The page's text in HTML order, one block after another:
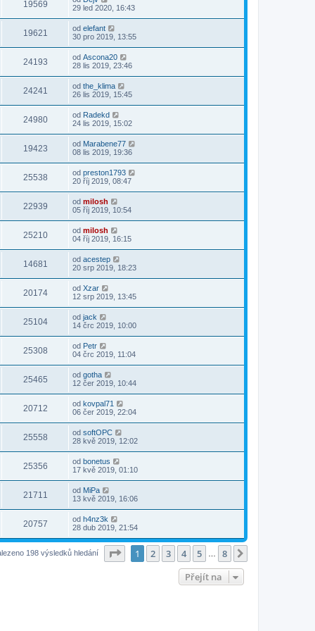
19569
29 led 2020, 16:43
19621 od elefant
30 pro 2019, 13:55
24193 od Ascona20
28 lis 2019, 23:46
24241 od the_klima
26 lis 2019, 15:45
24980 od Radekd
24 lis 2019, 15:02
19423 od Marabene77
08 lis 2019, 19:36
25538 od preston1793
20 říj 2019, 08:47
22939 od milosh
05 říj 2019, 10:54
25210 od milosh
04 říj 2019, 16:15
14681 od acestep
20 srp 2019, 18:23
20174 od Xzar
12 srp 2019, 13:45
25104 od jack
14 črc 2019, 10:00
25308 od Petr
04 črc 2019, 11:04
25465 od gotha
12 čer 2019, 10:44
20712 od kovpal71
06 čer 2019, 22:04
25558 od softOPC
28 kvě 2019, 12:02
25356 od bonetus
17 kvě 2019, 01:10
21711 od MiPa
13 kvě 2019, 16:06
20757 od h4nz3k
28 dub 2019, 21:54
198 výsledků hledání Stránka z
1 2 3 4 5 8
Přejít na